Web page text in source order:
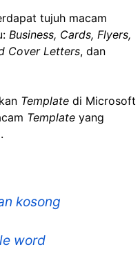
tujuh macam
Business, Cards, Flyers,
Cover Letters, dan
Template di Microsoft
Template yang
kosong
word